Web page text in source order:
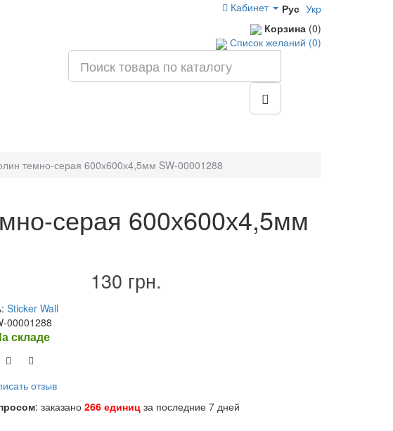
Рус Укр
Кабинет
Корзина (0)
Список желаний (0)
темно-серая 600х600х4,5мм SW-00001288
серая 600х600х4,5мм
130 грн.
Sticker Wall
00001288
складе
отзыв
: заказано 266 единиц за последние 7 дней